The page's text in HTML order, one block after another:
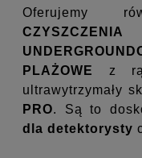
Oferujemy
CZYSZCZENIA
PLAŻOWE
z
ultrawytrzymały
PRO. Są to
dla detektorysty